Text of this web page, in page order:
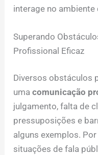
interage no ambiente
Superando
Profissional Eficaz
Diversos obstáculos
umacomunicação
julgamento, falta de
pressuposições e
alguns exemplos.
situações de fala